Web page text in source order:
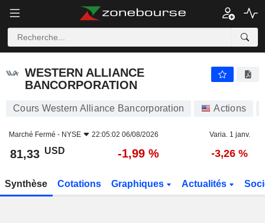
WESTERN ALLIANCE
BANCORPORATION
Cours Western Alliance Bancorporation Actions
Marché Fermé - NYSE 22:05:02 06/08/2026 Varia. 1 janv.
81,33 USD -1,99 % -3,26 %
Synthèse Cotations Graphiques Actualités